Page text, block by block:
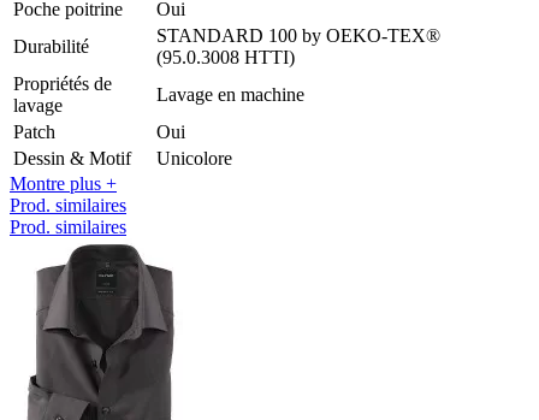
Poche poitrine
Oui
Durabilité
STANDARD 100 by OEKO-TEX®
(95.0.3008 HTTI)
Propriétés de
lavage
Lavage en machine
Patch
Oui
Dessin & Motif
Unicolore
Montre plus +
Prod. similaires
Prod. similaires